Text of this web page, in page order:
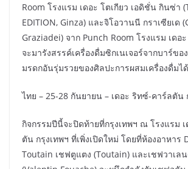
Room โรงแรม เดอะ โตเกียว เอดิชั่น กินซ่า
EDITION, Ginza) และจิโอวานนี กราเซียเด
Graziadei) จาก Punch Room โรงแรม เดอ
จะมารังสรรค์เครื่องดื่มซิกเนเจอร์จากบาร์ข
มรดกอันรุ่มรวยของศิลปะการผสมเครื่องดื่มไ
ไทย – 25-28 กันยายน – เดอะ ริทซ์-คาร์ลตัน
กิจกรรมปีนี้จะปิดท้ายที่กรุงเทพฯ ณ โรงแรม
ตัน กรุงเทพฯ ที่เพิ่งเปิดใหม่ โดยที่ห้องอาหาร
Toutain เชฟตูแตง (Toutain) และเชฟวาเล